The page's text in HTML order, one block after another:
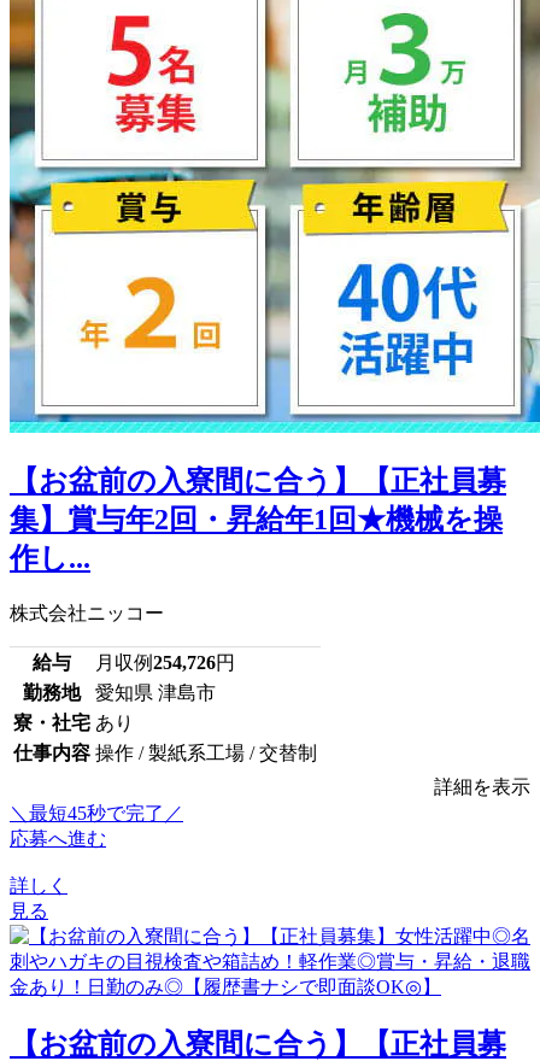
【お盆前の入寮間に合う】【正社員募
集】賞与年2回・昇給年1回★機械を操
作し...
株式会社ニッコー
給与 月収例254,726円
勤務地
愛知県 津島市
寮・社宅 あり
仕事内容 操作 / 製紙系工場 / 交替制
詳細を表示
＼最短45秒で完了／
応募へ進む
詳しく
見る
【お盆前の入寮間に合う】【正社員募